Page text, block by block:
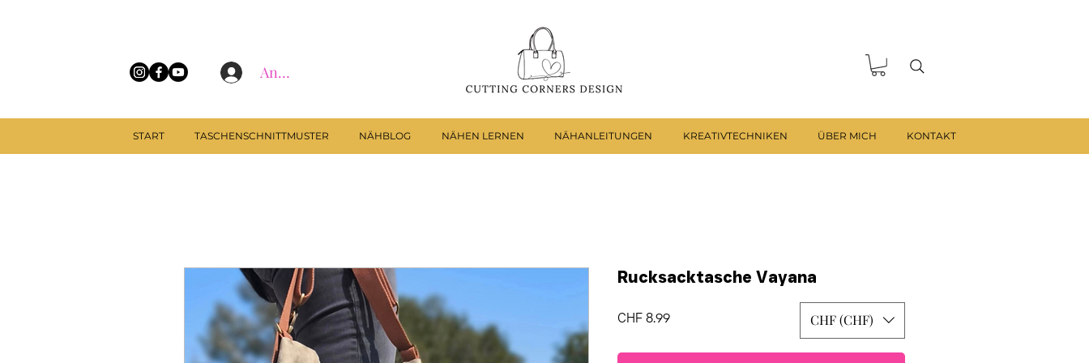
Anmelden
START TASCHENSCHNITTMUSTER NÄHBLOG NÄHEN LERNEN NÄHANLEITUNGEN KREATIVTECHNIKEN ÜBER MICH KONTAKT
Rucksacktasche Vayana
CHF 8.99Preis CHF (CHF)